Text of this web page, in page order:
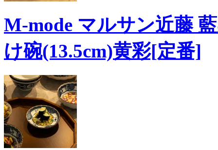
M-mode マルサン近藤
け碗(13.5cm)黄彩[定番]